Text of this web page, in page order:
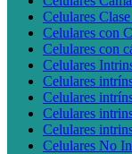
Celulares
Celulares con
Celulares con
Celulares
Celulares
Celulares
Celulares
Celulares
Celulares No